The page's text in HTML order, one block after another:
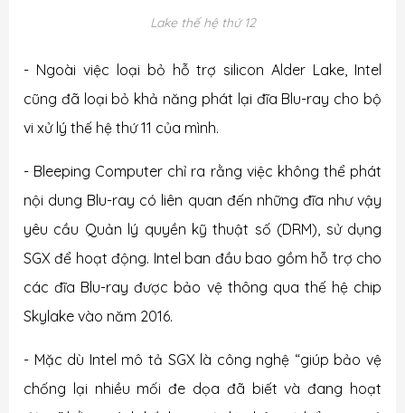
Lake thế hệ thứ 12
- Ngoài việc loại bỏ hỗ trợ silicon Alder Lake, Intel
cũng đã loại bỏ khả năng phát lại đĩa Blu-ray cho bộ
vi xử lý thế hệ thứ 11 của mình.
- Bleeping Computer chỉ ra rằng việc không thể phát
nội dung Blu-ray có liên quan đến những đĩa như vậy
yêu cầu Quản lý quyền kỹ thuật số (DRM), sử dụng
SGX để hoạt động. Intel ban đầu bao gồm hỗ trợ cho
các đĩa Blu-ray được bảo vệ thông qua thế hệ chip
Skylake vào năm 2016.
- Mặc dù Intel mô tả SGX là công nghệ “giúp bảo vệ
chống lại nhiều mối đe dọa đã biết và đang hoạt